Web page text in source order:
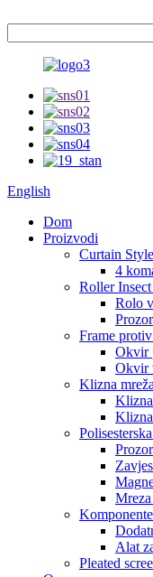
English
Dom
Proizvodi
Curtain Style
4
Roller Insect
Rolo
Frame
Okvir
Okvir
Klizna
Alat
Pleated